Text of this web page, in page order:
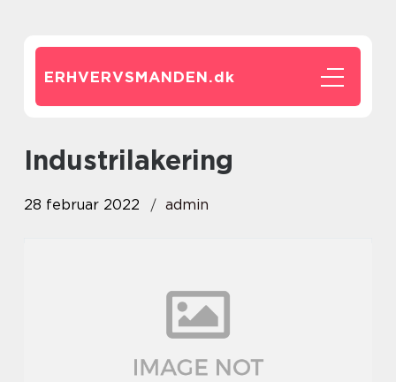
ERHVERVSMANDEN.dk
industrilakering
28 februar 2022 admin